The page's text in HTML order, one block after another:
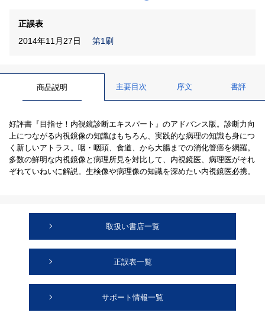
正誤表
2014年11月27日
第1刷
商品説明 主要目次 序文 書評
好評書『目指せ！内視鏡診断エキスパート』のアドバンス版。診断力向
上につながる内視鏡像の知識はもちろん、実践的な病理の知識も身につ
く新しいアトラス。咽・咽頭、食道、から大腸までの消化管癌を網羅。
多数の鮮明な内視鏡像と病理所見を対比して、内視鏡医、病理医がそれ
ぞれていねいに解説。生検像や病理像の知識を深めたい内視鏡医必携。
取扱い書店一覧
正誤表一覧
サポート情報一覧